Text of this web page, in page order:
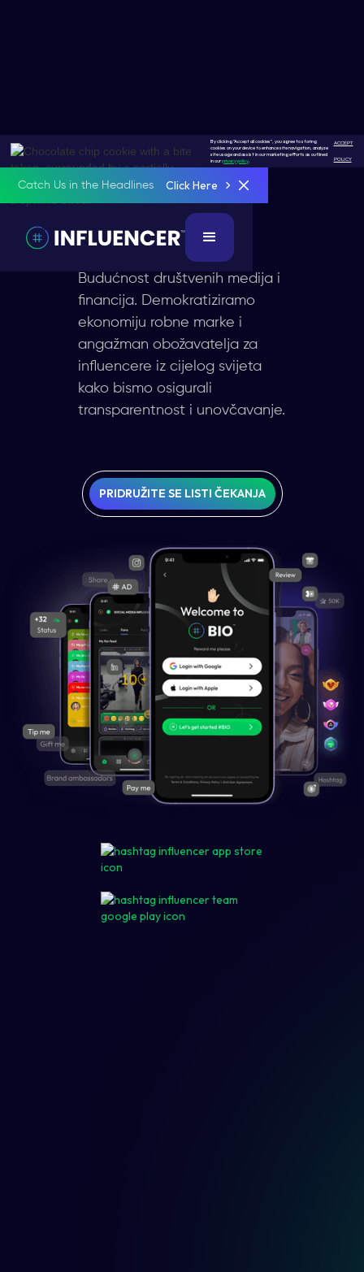
By clicking "Accept all cookies", you agree to storing
cookies on your device to enhance site navigation, analyze
site usage and assist in our marketing efforts as outlined
in ourprivacy policy.
ACCEPT
POLICY
Catch Us in the Headlines Click Here
Socialfi
Sljedeća
Revolucija
Budućnost društvenih medija i
financija. Demokratiziramo
ekonomiju robne marke i
angažman obožavatelja za
influencere iz cijelog svijeta
kako bismo osigurali
transparentnost i unovčavanje.
PRIDRUŽITE SE LISTI ČEKANJA